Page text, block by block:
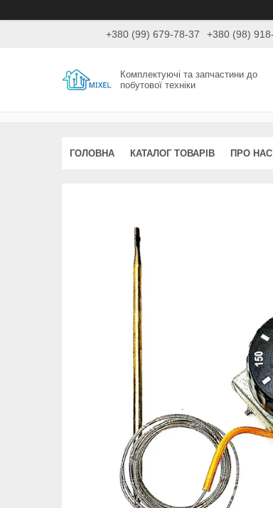
+380 (99) 679-78-37 +380 (98)
Комплектуючі та запчастини до
побутової техніки
ГОЛОВНА КАТАЛОГ ТОВАРІВ ПРО НАС